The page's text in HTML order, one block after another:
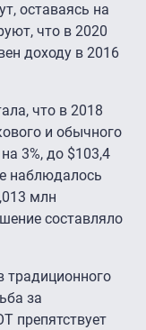
оставаясь на
что в 2020
доходу в 2016
что в 2018
и обычного
3%, до $103,4
наблюдалось
млн
составляло
традиционного
за
препятствует